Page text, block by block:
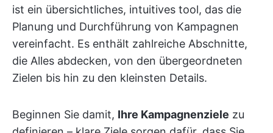
ist ein übersichtliches, intuitives tool, das die
Planung und Durchführung von Kampagnen
vereinfacht. Es enthält zahlreiche Abschnitte,
die Alles abdecken, von den übergeordneten
Zielen bis hin zu den kleinsten Details.
Beginnen Sie damit, Ihre Kampagnenziele zu